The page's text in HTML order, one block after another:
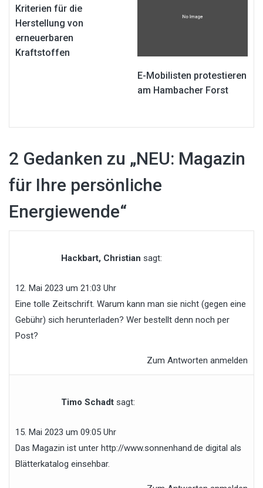
Kriterien für die
Herstellung von
erneuerbaren
Kraftstoffen
E-Mobilisten protestieren
am Hambacher Forst
2 Gedanken zu „NEU: Magazin
für Ihre persönliche
Energiewende“
Hackbart, Christian sagt:
12. Mai 2023 um 21:03 Uhr
Eine tolle Zeitschrift. Warum kann man sie nicht (gegen eine
Gebühr) sich herunterladen? Wer bestellt denn noch per
Post?
Zum Antworten anmelden
Timo Schadt sagt:
15. Mai 2023 um 09:05 Uhr
Das Magazin ist unter http://www.sonnenhand.de digital als
Blätterkatalog einsehbar.